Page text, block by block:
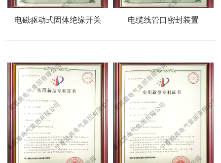
电磁驱动式固体绝缘开关 电缆线管口密封装置